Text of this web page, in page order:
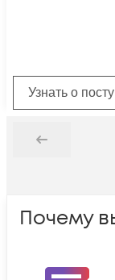
Узнать о
Назад
Почему